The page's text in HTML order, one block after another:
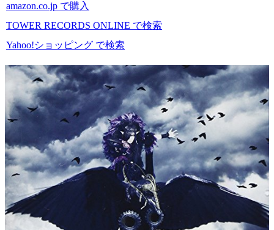
amazon.co.jp で購入
TOWER RECORDS ONLINE で検索
Yahoo!ショッピング で検索